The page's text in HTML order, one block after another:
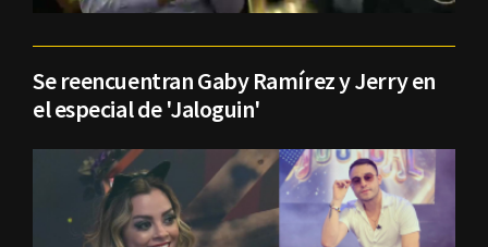
Se reencuentran Gaby Ramírez y Jerry en
el especial de 'Jaloguin'